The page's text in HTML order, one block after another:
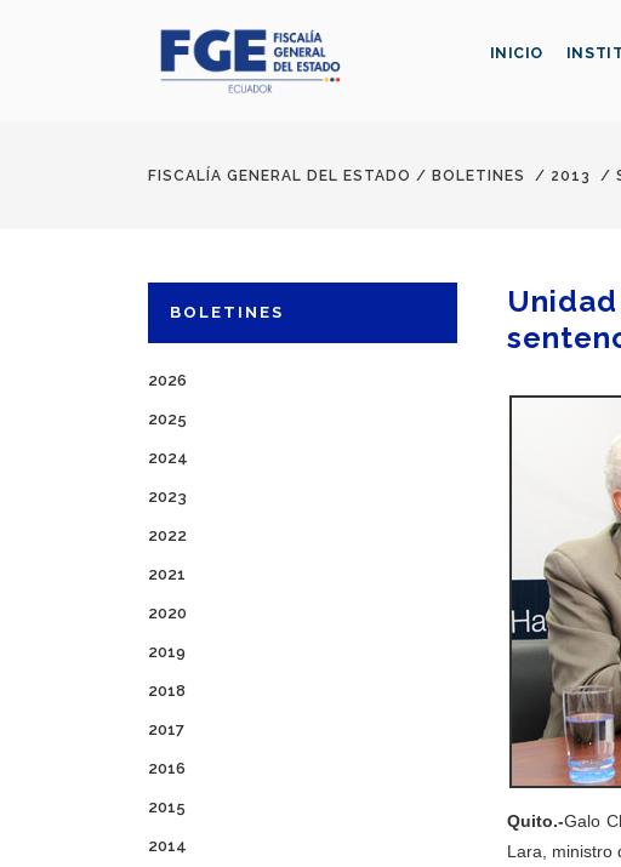
INICIO
FISCALÍA GENERAL DEL ESTADO / BOLETINES / 2013 /
BOLETINES
2026
2025
2024
2023
2022
2021
2020
2019
2018
2017
2016
2015
2014
Quito.-Galo
Lara, ministro